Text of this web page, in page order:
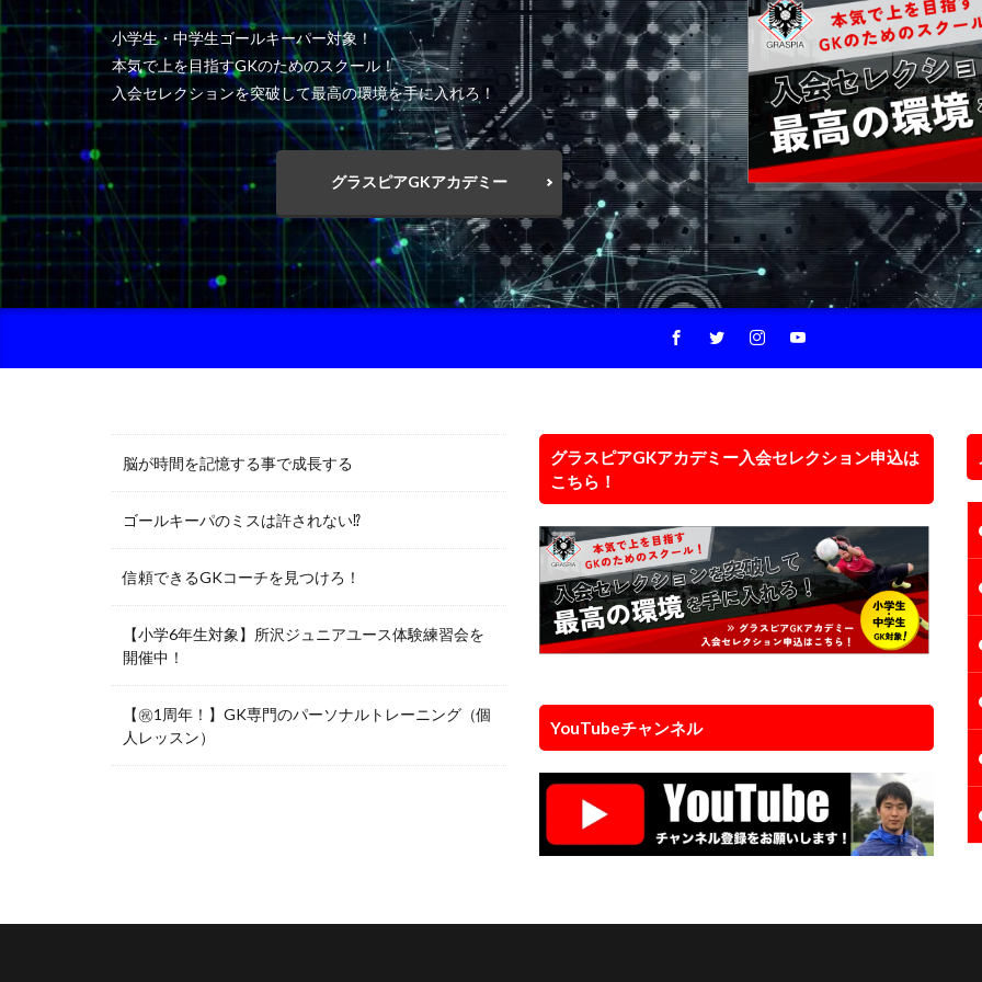
小学生・中学生ゴールキーパー対象！
本気で上を目指すGKのためのスクール！
入会セレクションを突破して最高の環境を手に入れろ！
グラスピアGKアカデミー
脳が時間を記憶する事で成長する
ゴールキーパのミスは許されない⁉︎
信頼できるGKコーチを見つけろ！
【小学6年生対象】所沢ジュニアユース体験練習会を
開催中！
【㊗️1周年！】GK専門のパーソナルトレーニング（個
人レッスン）
グラスピアGKアカデミー入会セレクション申込は
こちら！
YouTubeチャンネル